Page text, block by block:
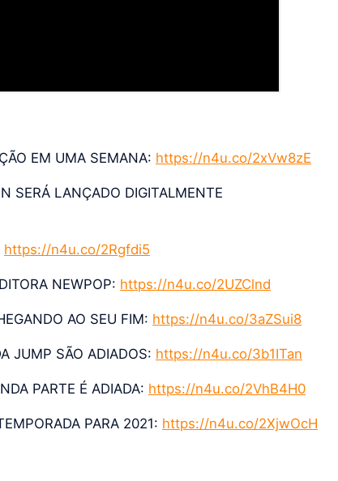
EM UMA SEMANA: https://n4u.co/2xVw8zE
SERÁ LANÇADO DIGITALMENTE
https://n4u.co/2Rgfdi5
NEWPOP: https://n4u.co/2UZClnd
AO SEU FIM: https://n4u.co/3aZSui8
JUMP SÃO ADIADOS: https://n4u.co/3b1ITan
PARTE É ADIADA: https://n4u.co/2VhB4H0
PARA 2021: https://n4u.co/2XjwOcH